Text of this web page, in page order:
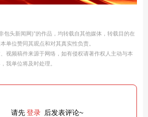
包头新闻网)”的作品，均转载自其他媒体，转载目的在
单位赞同其观点和对其真实性负责。
视频稿件来源于网络，如有侵权请著作权人主动与本
我单位将及时处理。
请先登录 后发表评论~